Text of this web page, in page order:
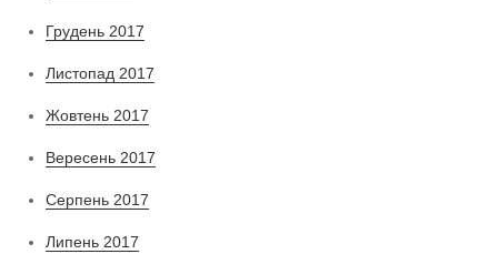
Грудень 2017
Листопад 2017
Жовтень 2017
Вересень 2017
Серпень 2017
Липень 2017